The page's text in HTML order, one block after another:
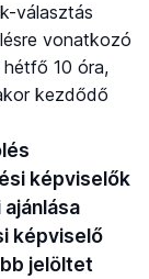
választás
vonatkozó
10 óra,
kezdődő
képviselők
képviselő
jelöltet